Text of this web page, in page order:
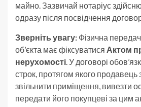
майно. Зазвичай нотаріус
одразу після посвідчення
Зверніть увагу: Фізична
об’єкта має фіксуватися Актом
нерухомості. У договорі
строк, протягом якого продавець
звільнити приміщення, вивезти
передати його покупцеві за цим